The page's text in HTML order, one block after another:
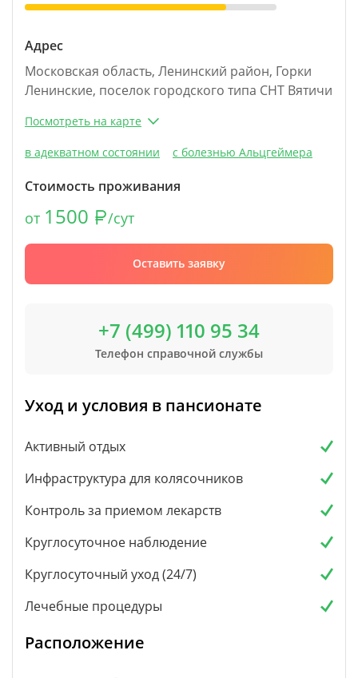
Адрес
Московская область, Ленинский район, Горки
Ленинские, поселок городского типа СНТ Вятичи
Посмотреть на карте
в адекватном состоянии с болезнью Альцгеймера
Стоимость проживания
от 1500 /сут
Оставить заявку
+7 (499) 110 95 34
Телефон справочной службы
Уход и условия в пансионате
Активный отдых
Инфраструктура для колясочников
Контроль за приемом лекарств
Круглосуточное наблюдение
Круглосуточный уход (24/7)
Лечебные процедуры
Расположение